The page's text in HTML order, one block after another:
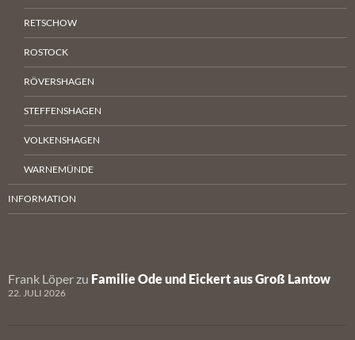
RETSCHOW
ROSTOCK
RÖVERSHAGEN
STEFFENSHAGEN
VOLKENSHAGEN
WARNEMÜNDE
INFORMATION
Frank Löper zu Familie Ode und Eickert aus Groß Lantow
22. JULI 2026